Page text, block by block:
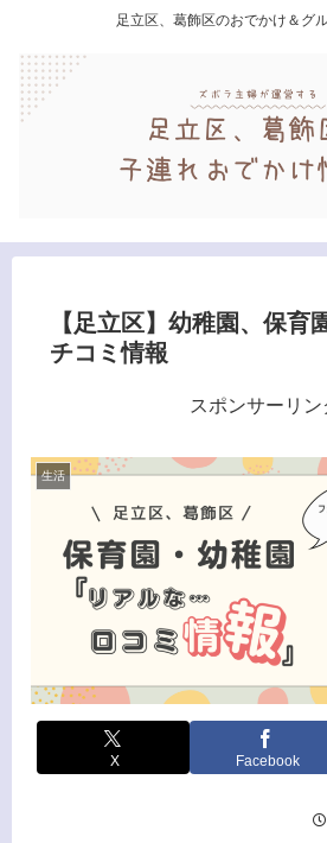
足立区、葛飾区のおでかけ＆グ
【足立区】幼稚園、保育
チコミ情報
スポンサーリン
生活
X Facebook